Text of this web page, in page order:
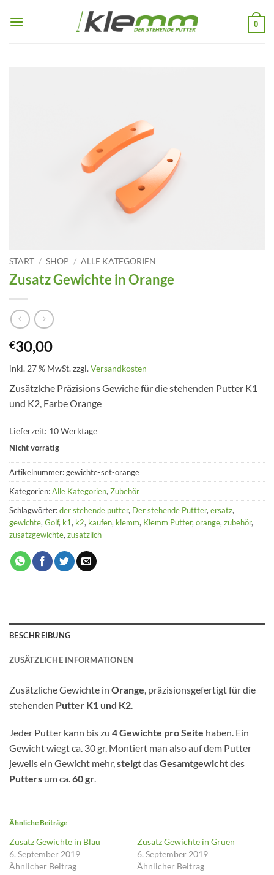
Inhalt
0
START / SHOP / ALLE KATEGORIEN
Zusatz Gewichte in Orange
€30,00
inkl. 27 % MwSt.zzgl.Versandkosten
Zusätzlche Präzisions Gewiche für die stehenden Putter K1
und K2, Farbe Orange
Lieferzeit: 10 Werktage
Nicht vorrätig
Artikelnummer:gewichte-set-orange
Kategorien:Alle Kategorien, Zubehör
Schlagwörter:der stehende putter, Der stehende Puttter, ersatz,
gewichte, Golf, k1, k2, kaufen, klemm, Klemm Putter, orange, zubehör,
zusatzgewichte, zusätzlich
BESCHREIBUNG
ZUSÄTZLICHE INFORMATIONEN
Zusätzliche Gewichte in Orange , präzisionsgefertigt für die
stehenden Putter K1 und K2
Jeder Putter kann bis zu 4 Gewichte pro Seite haben. Ein
Gewicht wiegt ca. 30 gr. Montiert man also auf dem Putter
jeweils ein Gewicht mehr,steigtdasGesamtgewichtdes
Putters um ca.60 gr.
Ähnliche Beiträge
Zusatz Gewichte in Blau
6. September 2019
Ähnlicher Beitrag
Zusatz Gewichte in Gruen
6. September 2019
Ähnlicher Beitrag